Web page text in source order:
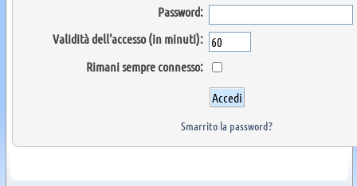
Password:
Validità dell'accesso (in minuti):
Rimani sempre connesso:
Smarrito la password?